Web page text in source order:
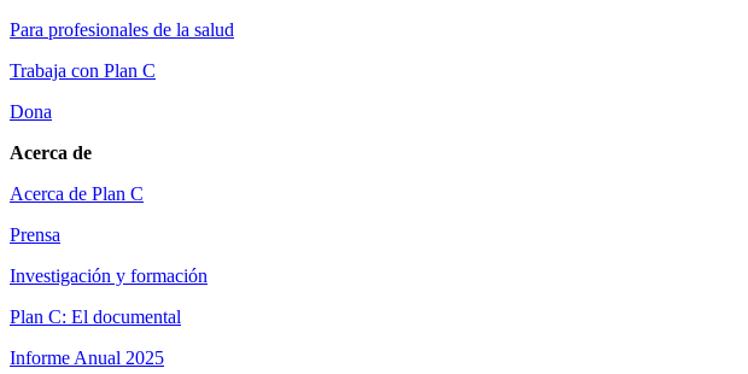
Para profesionales de la salud
Trabaja con Plan C
Dona
Acerca de
Acerca de Plan C
Prensa
Investigación y formación
Plan C: El documental
Informe Anual 2025